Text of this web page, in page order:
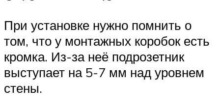
При установке нужно помнить о
том, что у монтажных коробок есть
кромка. Из-за неё подрозетник
выступает на 5-7 мм над уровнем
стены.